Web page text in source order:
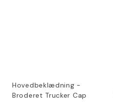
Hovedbeklædning -
Broderet Trucker Cap